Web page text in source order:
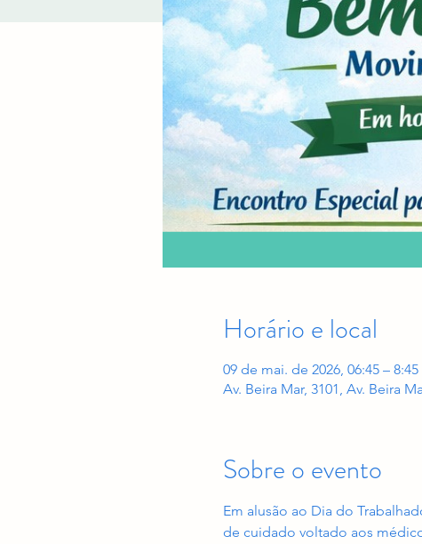
Horário e local
09 de mai. de 2026, 06:45 – 8:45
Av. Beira Mar, 3101, Av. Beira
Sobre o evento
Em alusão ao Dia do
de cuidado voltado aos